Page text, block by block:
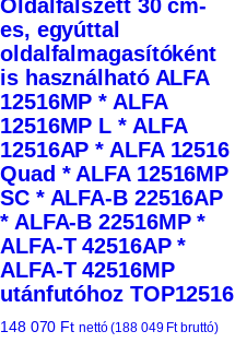
Oldalfalszett 30 cm-
es, egyúttal
oldalfalmagasítóként
is használható ALFA
12516MP * ALFA
12516MP L * ALFA
12516AP * ALFA 12516
Quad * ALFA 12516MP
SC * ALFA-B 22516AP
* ALFA-B 22516MP *
ALFA-T 42516AP *
ALFA-T 42516MP
utánfutóhoz TOP12516
148 070 Ft nettó (188 049 Ftbruttó)